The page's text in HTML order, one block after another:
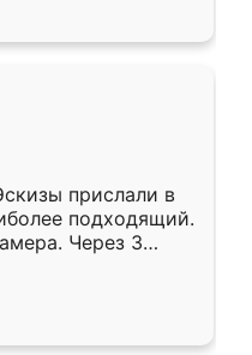
прислали в
подходящий.
Через 3
Остались
Ренессанс